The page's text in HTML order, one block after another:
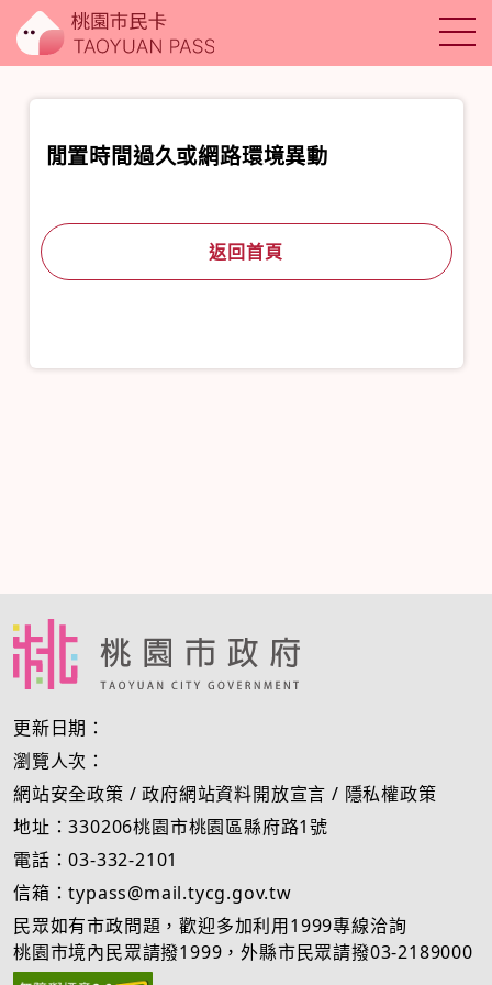
閒置時間過久或網路環境異動
返回首頁
更新日期：
瀏覽人次：
網站安全政策 /政府網站資料開放宣言 / 隱私權政策
地址：330206桃園市桃園區縣府路1號
電話：03-332-2101
信箱：typass@mail.tycg.gov.tw
民眾如有市政問題，歡迎多加利用1999專線洽詢
桃園市境內民眾請撥1999，外縣市民眾請撥03-2189000